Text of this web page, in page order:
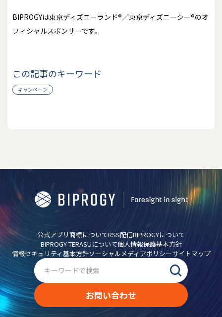
BIPROGYは東京ディズニーランド®／東京ディズニーシー®のオ
フィシャルスポンサーです。
この記事のキーワード
キャンペーン
公式アプリ 商標についてRSS配信BIPROGYについて
BIPROGY TERASUについて個人情報保護基本方針
情報セキュリティ基本方針ソーシャルメディアポリシーサイトマップ
お問い合わせ